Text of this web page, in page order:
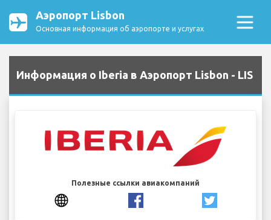
Аэропорт Lisbon
Основная информация об аэропорте и услугах
Информация о Iberia в Аэропорт Lisbon - LIS
Полезные ссылки авиакомпаний